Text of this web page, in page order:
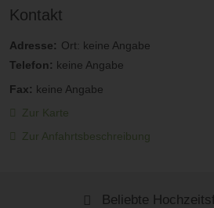
Kontakt
Adresse: Ort: keine Angabe
Telefon: keine Angabe
Fax: keine Angabe
Zur Karte
Zur Anfahrtsbeschreibung
Beliebte